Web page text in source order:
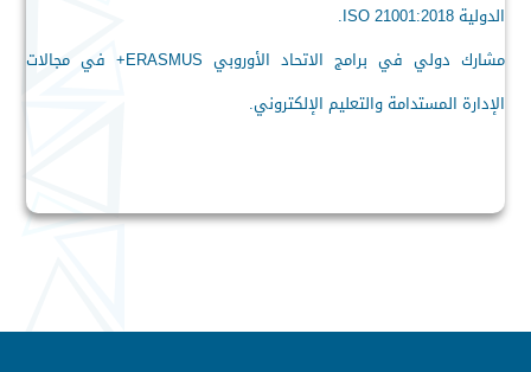
الدولية ISO 21001:2018.
مشارك دولي في برامج الاتحاد الأوروبي ERASMUS+ في مجالات
الإدارة المستدامة والتعليم الإلكتروني.